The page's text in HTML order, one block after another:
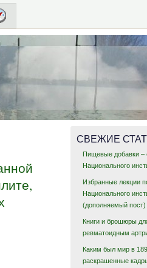
СВЕЖИЕ
Пищевые добавки –
Национального
Избранные лекции
Национального
(дополняемый пост)
Книги и брошюры
ревматоидным
Каким был мир в
раскрашенные